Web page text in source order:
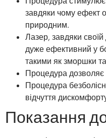
завдяки чому ефект
природним.
Лазер, завдяки своїй
дуже ефективний у
такими як зморшки
Процедура
Процедура
відчуття
Показання